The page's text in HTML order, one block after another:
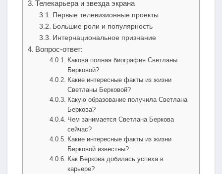
Телекарьера и звезда экрана
Первые телевизионные проекты
Большие роли и популярность
Интернациональное признание
Вопрос-ответ:
Какова полная биография Светланы
Берковой?
Какие интересные факты из жизни
Светланы Берковой?
Какую образование получила Светлана
Беркова?
Чем занимается Светлана Беркова
сейчас?
Какие интересные факты из жизни
Берковой известны?
Как Беркова добилась успеха в
карьере?